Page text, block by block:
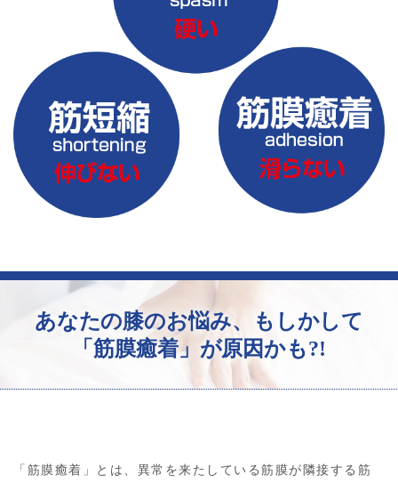
あなたの膝のお悩み、もしかして
「筋膜癒着」が原因かも?!
「筋膜癒着」とは、異常を来たしている筋膜が隣接する筋